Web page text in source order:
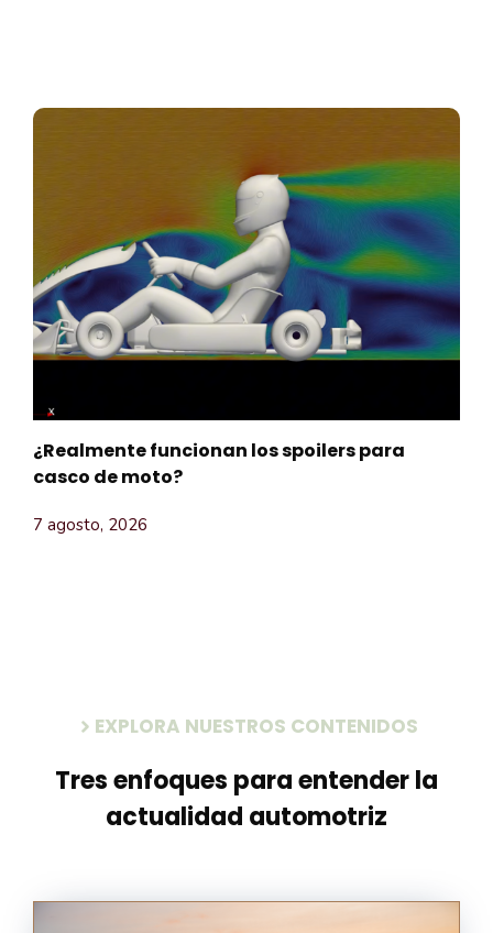
¿Realmente funcionan los spoilers para
casco de moto?
7 agosto, 2026
EXPLORA NUESTROS CONTENIDOS
Tres enfoques para entender la
actualidad automotriz